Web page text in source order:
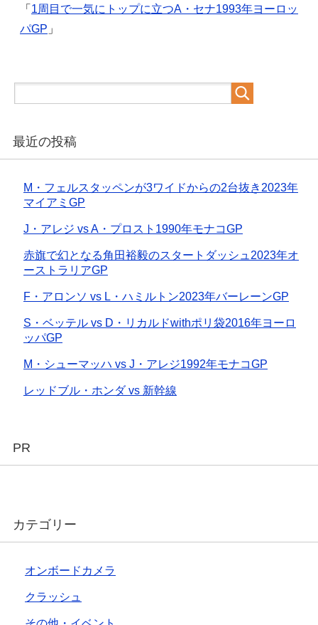
「 1周目で一気にトップに立つA・セナ1993年ヨーロッ
パGP 」
最近の投稿
M・フェルスタッペンが3ワイドからの2台抜き2023年
マイアミGP
J・アレジ vs A・プロスト1990年モナコGP
赤旗で幻となる角田裕毅のスタートダッシュ2023年オ
ーストラリアGP
F・アロンソ vs L・ハミルトン2023年バーレーンGP
S・ベッテル vs D・リカルドwithポリ袋2016年ヨーロ
ッパGP
M・シューマッハ vs J・アレジ1992年モナコGP
レッドブル・ホンダ vs 新幹線
PR
カテゴリー
オンボードカメラ
クラッシュ